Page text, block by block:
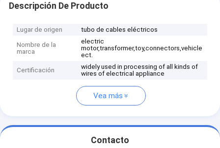
Descripción De Producto
Lugar de origen tubo de cables eléctricos
Nombre de la
marca
electric
motor,transformer,toy,connectors,vehicle
ect.
Certificación
widely used in processing of all kinds of
wires of electrical appliance
Vea más
Contacto